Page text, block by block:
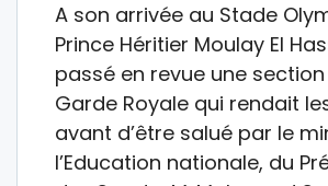
A son arrivée au Stade
Prince Héritier Moulay El
passé en revue une
Garde Royale qui rendait
avant d’être salué par le
l’Education nationale, du